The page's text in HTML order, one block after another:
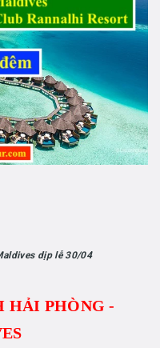
dịp lễ 30/04
HẢI PHÒNG -